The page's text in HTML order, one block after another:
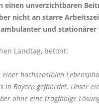
einen unverzichtbaren
nicht an starre
und
Landtag, betont:
hochsensiblen
Bayern gefährdet. Unser
ohne eine tragfähige